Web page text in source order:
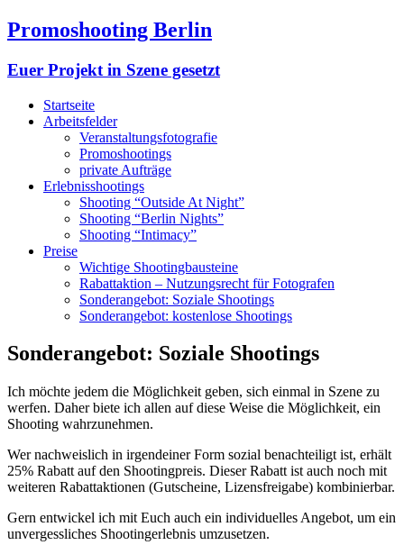
Promoshooting Berlin
Euer Projekt in Szene gesetzt
Startseite
Arbeitsfelder
Veranstaltungsfotografie
Promoshootings
private Aufträge
Erlebnisshootings
Shooting “Outside At Night”
Shooting “Berlin Nights”
Shooting “Intimacy”
Preise
Wichtige Shootingbausteine
Rabattaktion – Nutzungsrecht für Fotografen
Sonderangebot: Soziale Shootings
Sonderangebot: kostenlose Shootings
Sonderangebot: Soziale Shootings
Ich möchte jedem die Möglichkeit geben, sich einmal in Szene zu
werfen. Daher biete ich allen auf diese Weise die Möglichkeit, ein
Shooting wahrzunehmen.
Wer nachweislich in irgendeiner Form sozial benachteiligt ist, erhält
25% Rabatt auf den Shootingpreis. Dieser Rabatt ist auch noch mit
weiteren Rabattaktionen (Gutscheine, Lizensfreigabe) kombinierbar.
Gern entwickel ich mit Euch auch ein individuelles Angebot, um ein
unvergessliches Shootingerlebnis umzusetzen.